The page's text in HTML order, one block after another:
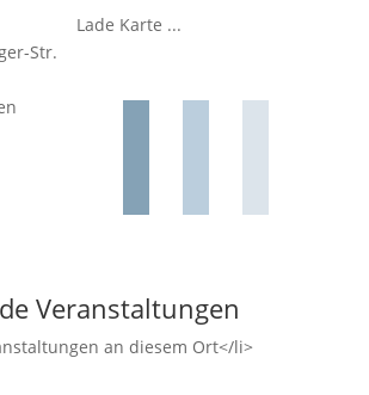
Lade Karte ...
Str.
Veranstaltungen
an diesem Ort</li>